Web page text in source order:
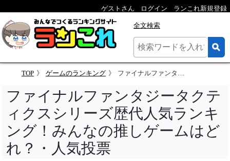
ゲストさん ログイン ランこれ新規登録
全文検索
TOP ゲームのランキング ファイナルファンタジータクティクスシリーズ歴代人気ランキング！みんなの推しゲームはどれ？・人気投票
ファイナルファンタジータクテ
ィクスシリーズ歴代人気ランキ
ング！みんなの推しゲームはど
れ？・人気投票